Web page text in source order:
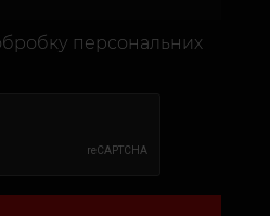
персональних